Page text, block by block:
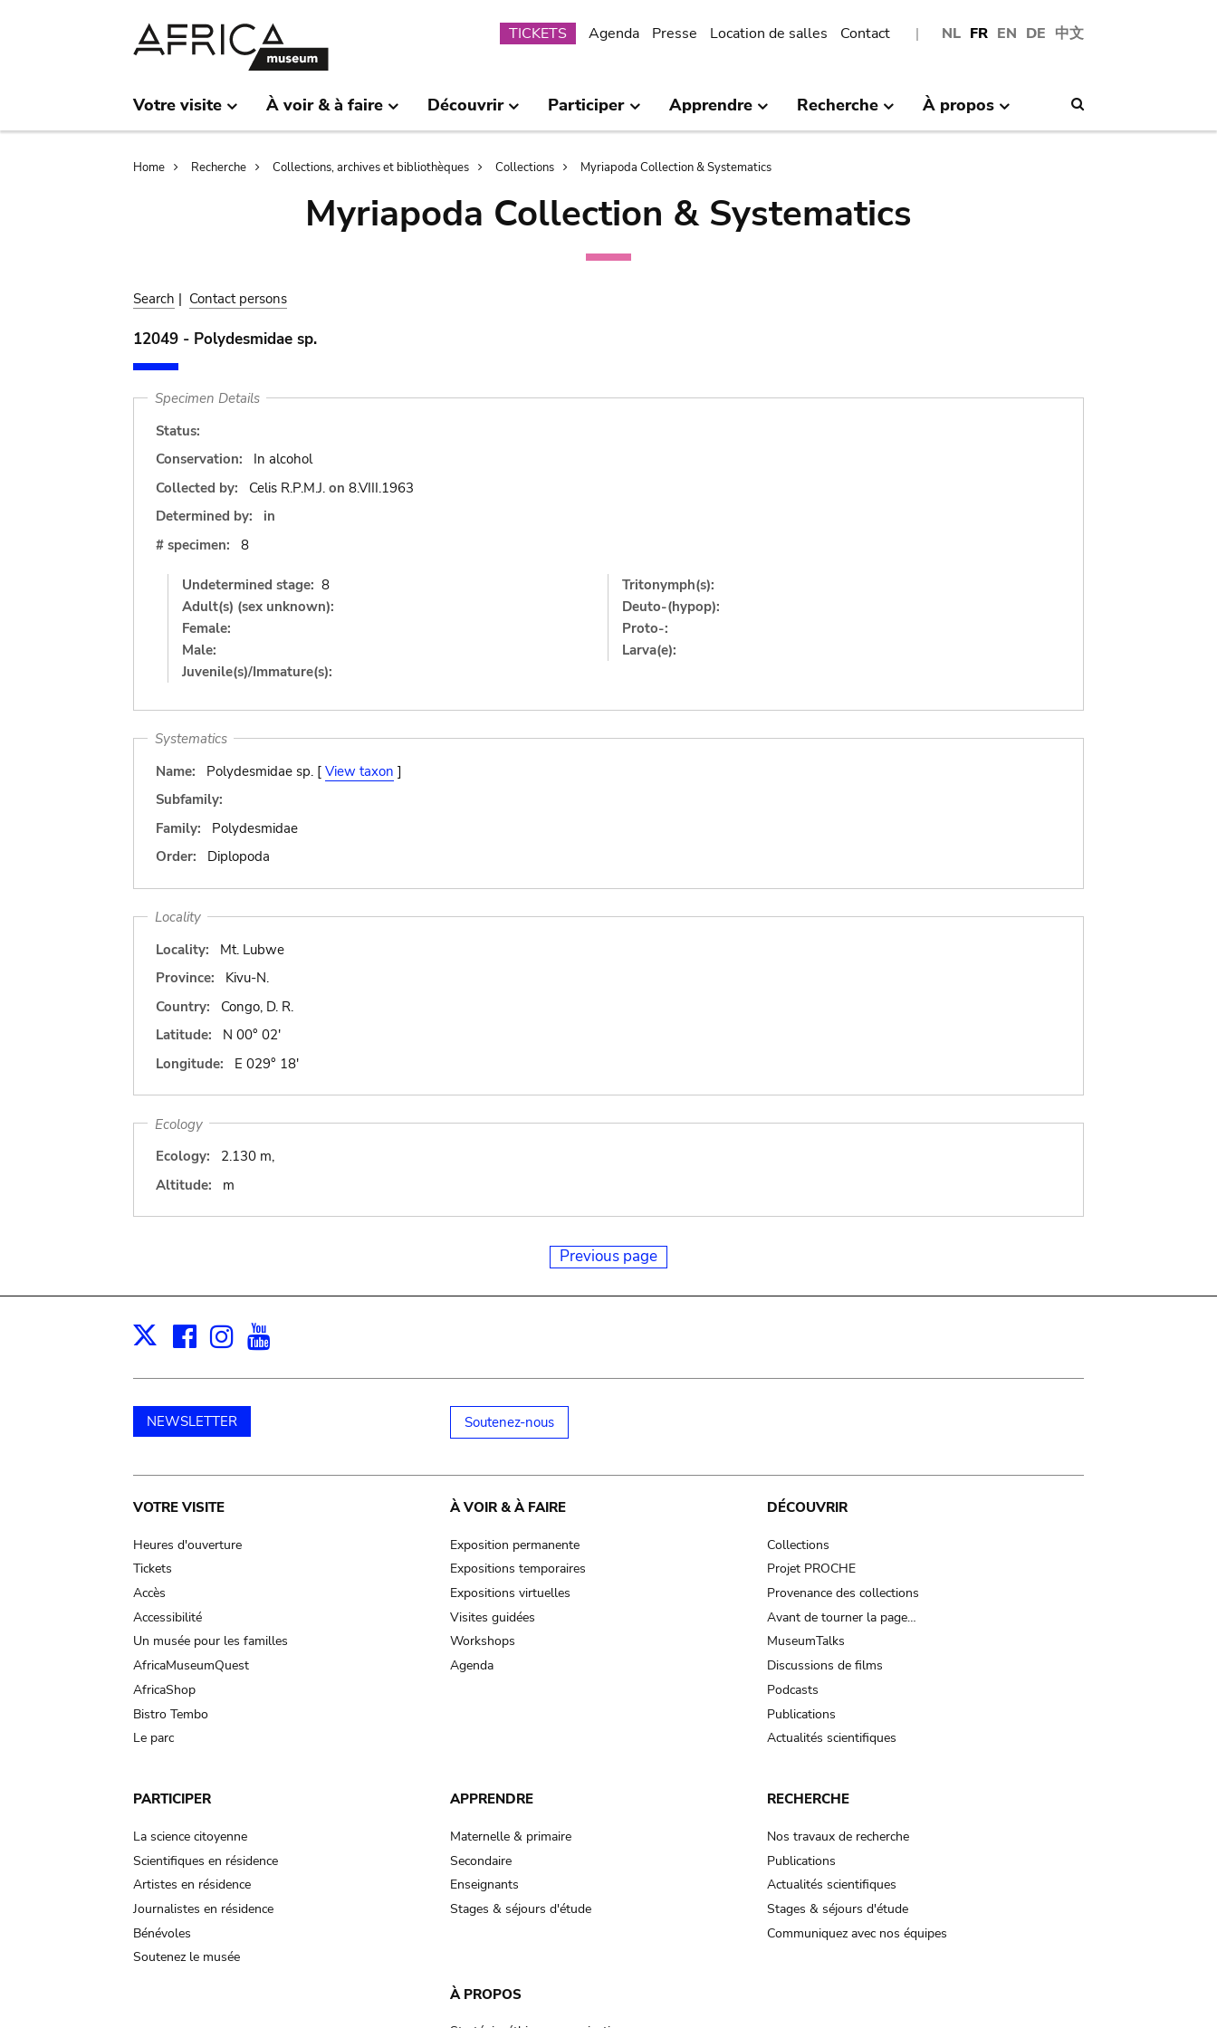
NL FR EN DE 中文
Submenu
TICKETS Agenda Presse Location de salles Contact
Votre visite À voir & à faire Découvrir Participer Apprendre Recherche À propos
Breadcrumb
Home Recherche Collections, archives et bibliothèques Collections Myriapoda Collection & Systematics
Myriapoda Collection & Systematics
Search | Contact persons
12049 - Polydesmidae sp.
Specimen Details
Status:
Conservation:
In alcohol
Collected by:
Celis R.P.M.J. on 8.VIII.1963
Determined by:
in
# specimen:
8
Undetermined stage: 8
Adult(s) (sex unknown):
Female:
Male:
Juvenile(s)/Immature(s):
Tritonymph(s):
Deuto-(hypop):
Proto-:
Larva(e):
Systematics
Name:
Polydesmidae sp. [ View taxon ]
Subfamily:
Family:
Polydesmidae
Order:
Diplopoda
Locality
Locality:
Mt. Lubwe
Province:
Kivu-N.
Country:
Congo, D. R.
Latitude:
N 00° 02'
Longitude:
E 029° 18'
Ecology
Ecology:
2.130 m,
Altitude:
m
Previous page
X Facebook
Instagram
NEWSLETTER Soutenez-nous
Main
navigation
VOTRE VISITE
Heures d'ouverture
Tickets
Accès
Accessibilité
Un musée pour les familles
AfricaMuseumQuest
AfricaShop
Bistro Tembo
Le parc
À VOIR & À FAIRE
Exposition permanente
Expositions temporaires
Expositions virtuelles
Visites guidées
Workshops
Agenda
DÉCOUVRIR
Collections
Projet PROCHE
Provenance des collections
Avant de tourner la page…
MuseumTalks
Discussions de films
Podcasts
Publications
Actualités scientifiques
PARTICIPER
La science citoyenne
Scientifiques en résidence
Artistes en résidence
Journalistes en résidence
Bénévoles
Soutenez le musée
APPRENDRE
Maternelle & primaire
Secondaire
Enseignants
Stages & séjours d'étude
RECHERCHE
Nos travaux de recherche
Publications
Actualités scientifiques
Stages & séjours d'étude
Communiquez avec nos équipes
À PROPOS